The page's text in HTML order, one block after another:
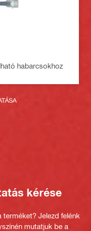
habarcsokhoz
kérése
Jelezd felénk
mutatjuk be a